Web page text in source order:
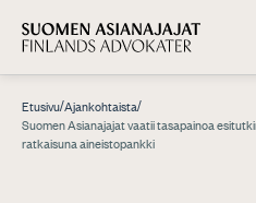
Etusivu/Ajankohtaista/
Suomen Asianajajat vaatii tasapainoa
ratkaisuna aineistopankki